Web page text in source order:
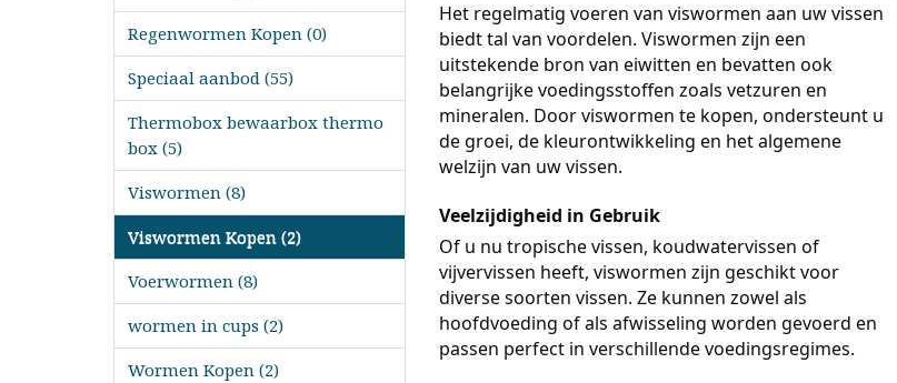
Regenwormen Kopen (0)
Speciaal aanbod (55)
Thermobox bewaarbox thermo
box (5)
Viswormen (8)
Viswormen Kopen (2)
Voerwormen (8)
wormen in cups (2)
Wormen Kopen (2)
Het regelmatig voeren van viswormen aan uw vissen
biedt tal van voordelen. Viswormen zijn een
uitstekende bron van eiwitten en bevatten ook
belangrijke voedingsstoffen zoals vetzuren en
mineralen. Door viswormen te kopen, ondersteunt u
de groei, de kleurontwikkeling en het algemene
welzijn van uw vissen.
Veelzijdigheid in Gebruik
Of u nu tropische vissen, koudwatervissen of
vijvervissen heeft, viswormen zijn geschikt voor
diverse soorten vissen. Ze kunnen zowel als
hoofdvoeding of als afwisseling worden gevoerd en
passen perfect in verschillende voedingsregimes.